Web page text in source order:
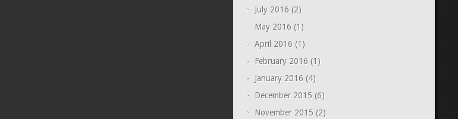
July 2016(2)
May 2016(1)
April 2016(1)
February 2016(1)
January 2016(4)
December 2015(6)
November 2015(2)